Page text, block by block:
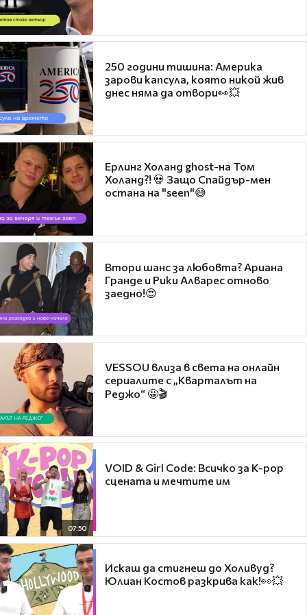
250 години тишина: Америка
зарови капсула, която никой жив
днес няма да отвори👀💥
Ерлинг Холанд ghost-на Том
Холанд?! 💀 Защо Спайдър-мен
остана на "seen"😅
Втори шанс за любовта? Ариана
Гранде и Рики Алварес отново
заедно!😍
VESSOU влиза в света на онлайн
сериалите с „Кварталът на
Реджо“ 🤩🎬
07:50
VOID & Girl Code: Всичко за K-pop
сцената и мечтите им
Искаш да стигнеш до Холивуд?
Юлиан Костов разкрива как!👀💥